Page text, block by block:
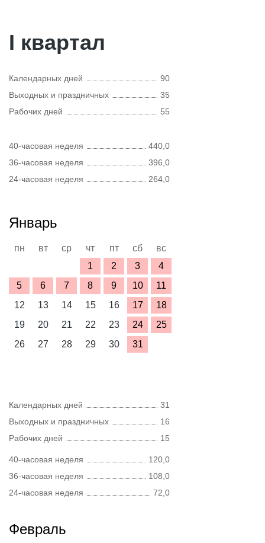
I квартал
Календарных дней
90
Выходных и праздничных
35
Рабочих дней
55
40-часовая неделя
440,0
36-часовая неделя
396,0
24-часовая неделя
264,0
Январь
пн вт ср чт пт сб
вс
1
2 3
4
5
6 7 8 9 10
11
12
13 14 15 16 17
18
19
20 21 22 23 24
25
26
27 28 29 30 31
Календарных дней
31
Выходных и праздничных
16
Рабочих дней
15
40-часовая неделя
120,0
36-часовая неделя
108,0
24-часовая неделя
72,0
Февраль